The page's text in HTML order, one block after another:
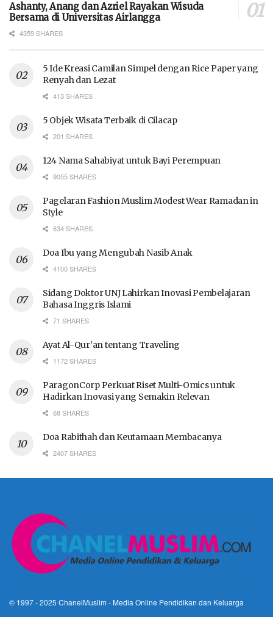
Ashanty, Anang dan Azriel Rayakan Wisuda
Bersama di Universitas Airlangga
4359 SHARES
5 Ide Kreasi Camilan Simpel dengan Rice Paper yang
Renyah dan Lezat
413 SHARES
5 Objek Wisata Terbaik di Cilacap
201 SHARES
124 Nama Sahabiyat untuk Bayi Perempuan
9055 SHARES
Pagelaran Fashion Muslim Modest Wear Ramadan in
Style
634 SHARES
Doa Ibu yang Mengubah Nasib Anak
4100 SHARES
Sidang Doktor UNJ Lahirkan Inovasi Pembelajaran
Bahasa Inggris Islami
71 SHARES
Ayat Al-Qur’an tentang Traveling
1172 SHARES
ParagonCorp Perkuat Riset Multi-Omics untuk
Hadirkan Inovasi yang Semakin Relevan
68 SHARES
Doa Rabithah dan Keutamaan Membacanya
2407 SHARES
© 1997 - 2025 ChanelMuslim - Media Online Pendidikan dan Keluarga